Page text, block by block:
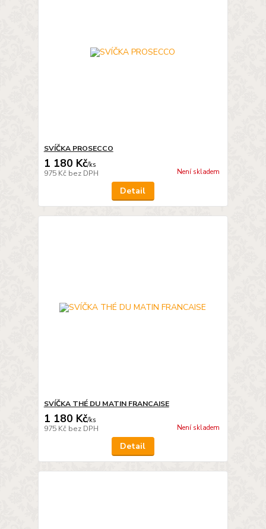
SVÍČKA PROSECCO
1 180 Kč/ks
975 Kč bez DPH Není skladem
Detail
SVÍČKA THÉ DU MATIN FRANCAISE
1 180 Kč/ks
975 Kč bez DPH Není skladem
Detail